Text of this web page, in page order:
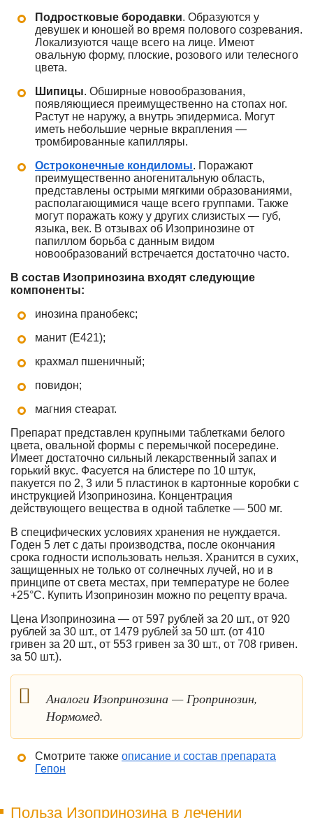
Подростковые бородавки. Образуются у
девушек и юношей во время полового созревания.
Локализуются чаще всего на лице. Имеют
овальную форму, плоские, розового или телесного
цвета.
Шипицы. Обширные новообразования,
появляющиеся преимущественно на стопах ног.
Растут не наружу, а внутрь эпидермиса. Могут
иметь небольшие черные вкрапления —
тромбированные капилляры.
Остроконечные кондиломы. Поражают
преимущественно аногенитальную область,
представлены острыми мягкими образованиями,
располагающимися чаще всего группами. Также
могут поражать кожу у других слизистых — губ,
языка, век. В отзывах об Изопринозине от
папиллом борьба с данным видом
новообразований встречается достаточно часто.
В состав Изопринозина входят следующие
компоненты:
инозина пранобекс;
манит (Е421);
крахмал пшеничный;
повидон;
магния стеарат.
Препарат представлен крупными таблетками белого
цвета, овальной формы с перемычкой посередине.
Имеет достаточно сильный лекарственный запах и
горький вкус. Фасуется на блистере по 10 штук,
пакуется по 2, 3 или 5 пластинок в картонные коробки с
инструкцией Изопринозина. Концентрация
действующего вещества в одной таблетке — 500 мг.
В специфических условиях хранения не нуждается.
Годен 5 лет с даты производства, после окончания
срока годности использовать нельзя. Хранится в сухих,
защищенных не только от солнечных лучей, но и в
принципе от света местах, при температуре не более
+25°С. Купить Изопринозин можно по рецепту врача.
Цена Изопринозина — от 597 рублей за 20 шт., от 920
рублей за 30 шт., от 1479 рублей за 50 шт. (от 410
гривен за 20 шт., от 553 гривен за 30 шт., от 708 гривен.
за 50 шт.).
Аналоги Изопринозина — Гропринозин,
Нормомед.
Смотрите также описание и состав препарата
Гепон
Польза Изопринозина в лечении